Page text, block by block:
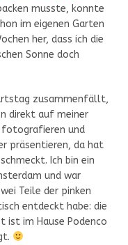
musste, konnte
im eigenen Garten
her, dass ich die
Sonne doch
zusammenfällt,
direkt auf meiner
fotografieren und
präsentieren, da hat
Ich bin ein
und war
Teile der pinken
entdeckt habe: die
ist im Hause Podenco